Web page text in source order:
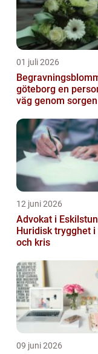
01 juli 2026
göteborg en personlig
väg genom sorgen
12 juni 2026
Advokat i
Huridisk trygghet
och kris
09 juni 2026